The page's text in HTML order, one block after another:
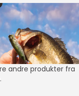
andre produkter fra